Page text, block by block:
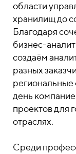
области
хранилищ до
Благодаря
бизнес-
создаём
разных
региональные
день
проектов для
отраслях.
Среди